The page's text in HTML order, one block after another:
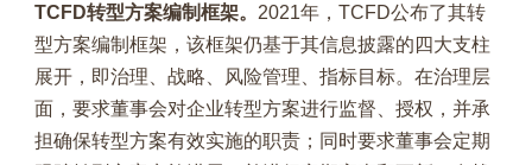
TCFD转型方案编制框架。 2021年，TCFD公布了其转
型方案编制框架，该框架仍基于其信息披露的四大支柱
展开，即治理、战略、风险管理、指标目标。在治理层
面，要求董事会对企业转型方案进行监督、授权，并承
担确保转型方案有效实施的职责；同时要求董事会定期